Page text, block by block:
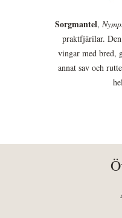
Sorgmantel,
praktfjärilar.
vingar med bred,
annat sav och